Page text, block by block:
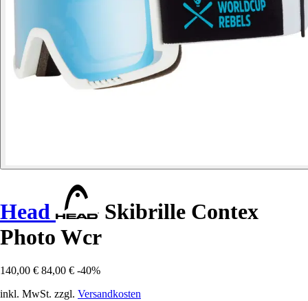
Head
Skibrille Contex
Photo Wcr
140,00 € 84,00 € -40%
inkl. MwSt. zzgl. Versandkosten